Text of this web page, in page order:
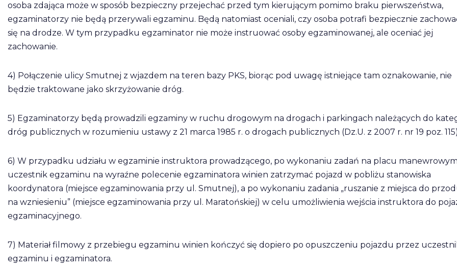
osoba zdająca może w sposób bezpieczny przejechać przed tym kierującym pomimo braku pierwszeństwa,
egzaminatorzy nie będą przerywali egzaminu. Będą natomiast oceniali, czy osoba potrafi bezpiecznie
się na drodze. W tym przypadku egzaminator nie może instruować osoby egzaminowanej, ale oceniać jej
zachowanie.
4) Połączenie ulicy Smutnej z wjazdem na teren bazy PKS, biorąc pod uwagę istniejące tam oznakowanie, nie
będzie traktowane jako skrzyżowanie dróg.
5) Egzaminatorzy będą prowadzili egzaminy w ruchu drogowym na drogach i parkingach należących do
dróg publicznych w rozumieniu ustawy z 21 marca 1985 r. o drogach publicznych (Dz.U. z 2007 r. nr 19 poz.
6) W przypadku udziału w egzaminie instruktora prowadzącego, po wykonaniu zadań na placu
uczestnik egzaminu na wyraźne polecenie egzaminatora winien zatrzymać pojazd w pobliżu stanowiska
koordynatora (miejsce egzaminowania przy ul. Smutnej), a po wykonaniu zadania „ruszanie z miejsca do
na wzniesieniu” (miejsce egzaminowania przy ul. Maratońskiej) w celu umożliwienia wejścia instruktora do
egzaminacyjnego.
7) Materiał filmowy z przebiegu egzaminu winien kończyć się dopiero po opuszczeniu pojazdu przez
egzaminu i egzaminatora.